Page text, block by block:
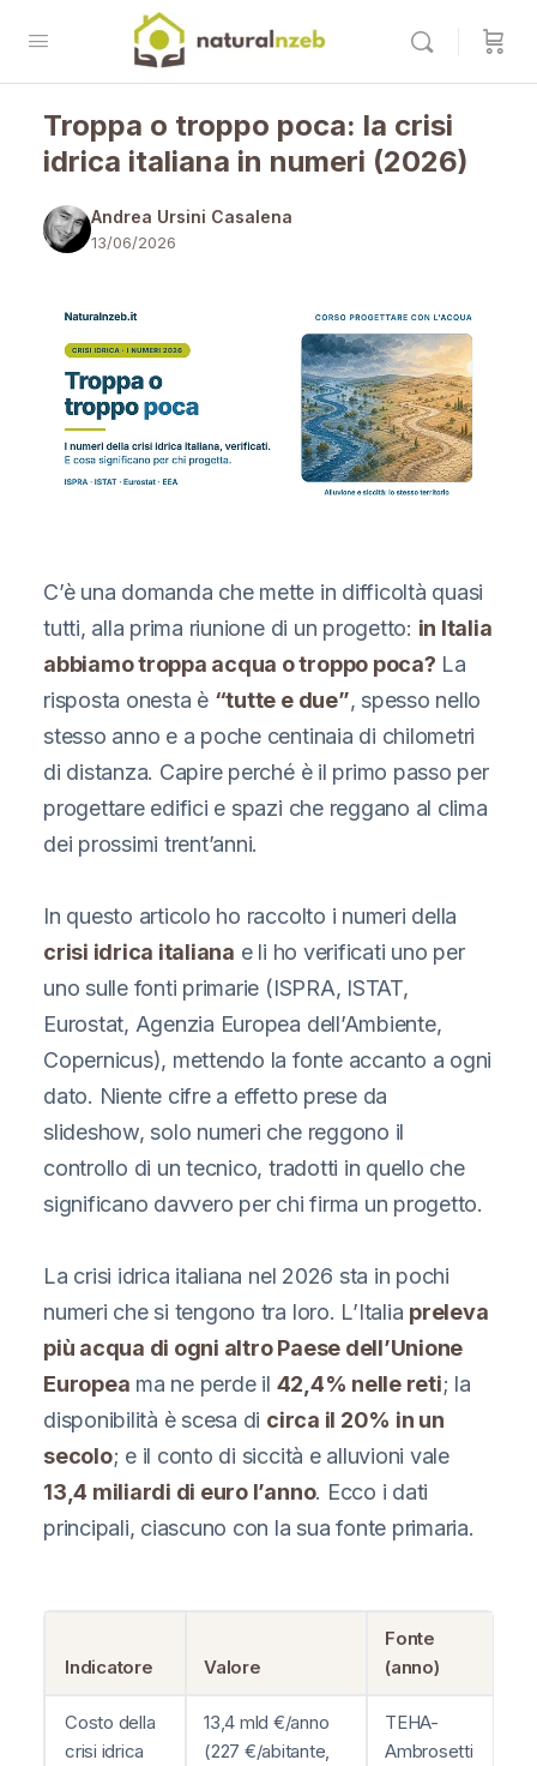
Troppa o troppo poca: la crisi
idrica italiana in numeri (2026)
Andrea Ursini Casalena
13/06/2026
C’è una domanda che mette in difficoltà quasi
tutti, alla prima riunione di un progetto: in Italia
abbiamo troppa acqua o troppo poca? La
risposta onesta è “tutte e due”, spesso nello
stesso anno e a poche centinaia di chilometri
di distanza. Capire perché è il primo passo per
progettare edifici e spazi che reggano al clima
dei prossimi trent’anni.
In questo articolo ho raccolto i numeri della
crisi idrica italiana e li ho verificati uno per
uno sulle fonti primarie (ISPRA, ISTAT,
Eurostat, Agenzia Europea dell’Ambiente,
Copernicus), mettendo la fonte accanto a ogni
dato. Niente cifre a effetto prese da
slideshow, solo numeri che reggono il
controllo di un tecnico, tradotti in quello che
significano davvero per chi firma un progetto.
La crisi idrica italiana nel 2026 sta in pochi
numeri che si tengono tra loro. L’Italia preleva
più acqua di ogni altro Paese dell’Unione
Europea ma ne perde il 42,4% nelle reti; la
disponibilità è scesa di circa il 20% in un
secolo; e il conto di siccità e alluvioni vale
13,4 miliardi di euro l’anno. Ecco i dati
principali, ciascuno con la sua fonte primaria.
Indicatore Valore
Fonte
(anno)
Costo della
crisi idrica
13,4 mld €/anno
(227 €/abitante,
TEHA-
Ambrosetti